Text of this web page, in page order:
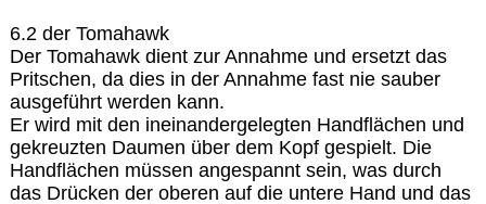
6.2 der Tomahawk
Der Tomahawk dient zur Annahme und ersetzt das
Pritschen, da dies in der Annahme fast nie sauber
ausgeführt werden kann.
Er wird mit den ineinandergelegten Handflächen und
gekreuzten Daumen über dem Kopf gespielt. Die
Handflächen müssen angespannt sein, was durch
das Drücken der oberen auf die untere Hand und das